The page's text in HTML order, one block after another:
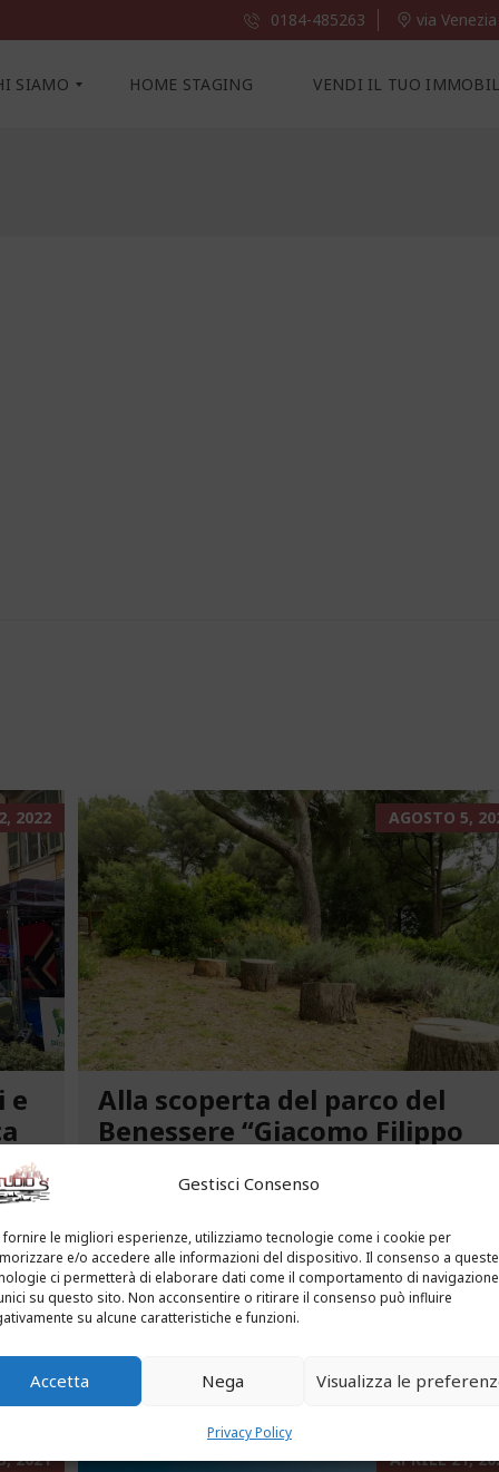
Gestisci Consenso
fornire le migliori esperienze, utilizziamo tecnologie come i cookie per
e/o accedere alle informazioni del dispositivo. Il consenso a queste
ci permetterà di elaborare dati come il comportamento di
su questo sito. Non acconsentire o ritirare il consenso può influire
su alcune caratteristiche e funzioni.
Accetta Nega Visualizza le
Privacy Policy
0184-485263 via
SIAMO HOME STAGING VENDI IL TUO
2022
e
le
AGOSTO 5,
Alla scoperta del parco del
Benessere “Giacomo Filippo
paradiso affascina i visitatori. Stiamo parlando
del Parco del Benessere “Giacomo Filippo
Novaro” di Costarainera nella Riviera dei Fiori.
Un tempo parco degli ex ospedali Novaro e...
LEGGI ALTRO...
2021 APRILE 21,